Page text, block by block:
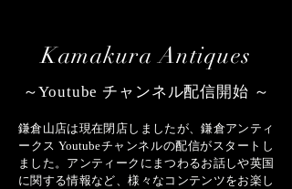
Kamakura Antiques
～Youtube チャンネル配信開始 ～
鎌倉山店は現在閉店しましたが、鎌倉アンティ
ークス Youtubeチャンネルの配信がスタートし
ました。アンティークにまつわるお話しや英国
に関する情報など、様々なコンテンツをお楽し